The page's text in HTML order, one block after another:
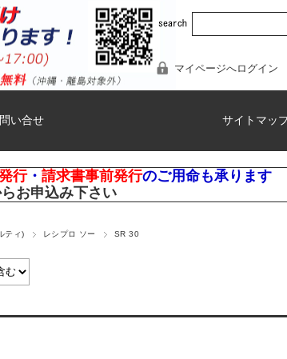
マイページへログイン
い合せ サイトマッ
行・ 請求書事前発行のご用命も承ります
お申込み下さい
ティ) レシプロ ソー SR 30